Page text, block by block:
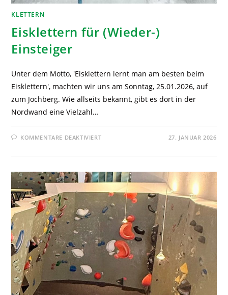
KLETTERN
Eisklettern für (Wieder-)
Einsteiger
Unter dem Motto, 'Eisklettern lernt man am besten beim
Eisklettern', machten wir uns am Sonntag, 25.01.2026, auf
zum Jochberg. Wie allseits bekannt, gibt es dort in der
Nordwand eine Vielzahl…
KOMMENTARE DEAKTIVIERT 27. JANUAR 2026